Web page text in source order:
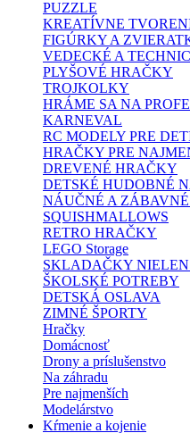
PUZZLE
KREATÍVNE
FIGÚRKY A
VEDECKÉ A
PLYŠOVÉ HRAČKY
TROJKOLKY
HRÁME SA NA
KARNEVAL
RC MODELY PRE
HRAČKY PRE
DREVENÉ HRAČKY
DETSKÉ HUDOBNÉ
NÁUČNÉ A
SQUISHMALLOWS
RETRO HRAČKY
LEGO Storage
SKLADAČKY NIELEN
ŠKOLSKÉ POTREBY
DETSKÁ OSLAVA
ZIMNÉ ŠPORTY
Hračky
Domácnosť
Drony a príslušenstvo
Na záhradu
Pre najmenších
Modelárstvo
Kŕmenie a kojenie